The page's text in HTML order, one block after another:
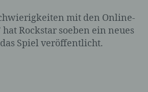
mit den Online-
hat Rockstar soeben ein neues
Spiel veröffentlicht.